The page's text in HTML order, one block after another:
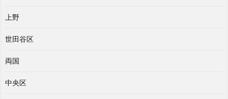
上野
世田谷区
両国
中央区